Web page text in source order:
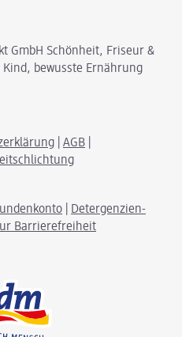
GmbH Schönheit, Friseur &
Kind, bewusste Ernährung
AGB
Detergenzien-
Barrierefreiheit